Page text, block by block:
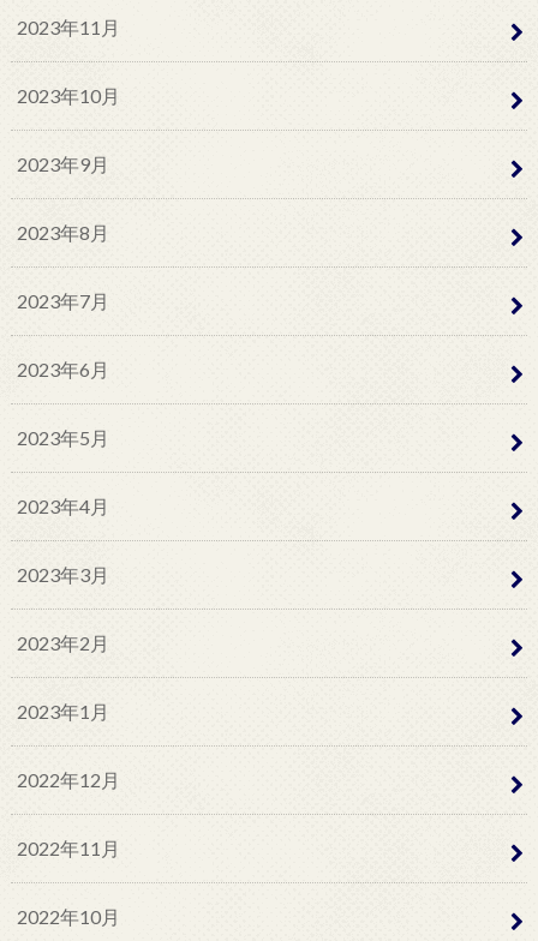
2023年11月
2023年10月
2023年9月
2023年8月
2023年7月
2023年6月
2023年5月
2023年4月
2023年3月
2023年2月
2023年1月
2022年12月
2022年11月
2022年10月